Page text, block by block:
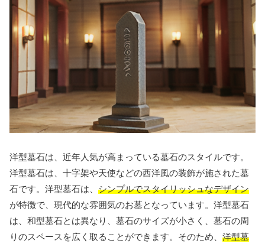
洋型墓石は、近年人気が高まっている墓石のスタイルです。
洋型墓石は、十字架や天使などの西洋風の装飾が施された墓
石です。洋型墓石は、 シンプルでスタイリッシュなデザイン
が特徴で、現代的な雰囲気のお墓となっています。洋型墓石
は、和型墓石とは異なり、墓石のサイズが小さく、墓石の周
りのスペースを広く取ることができます。そのため、 洋型墓